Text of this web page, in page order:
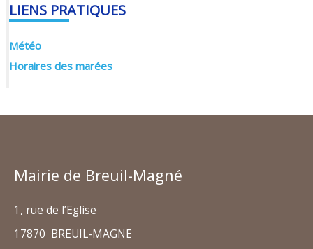
LIENS PRATIQUES
Météo
Horaires des marées
Mairie de Breuil-Magné
1, rue de l’Eglise
17870 BREUIL-MAGNE